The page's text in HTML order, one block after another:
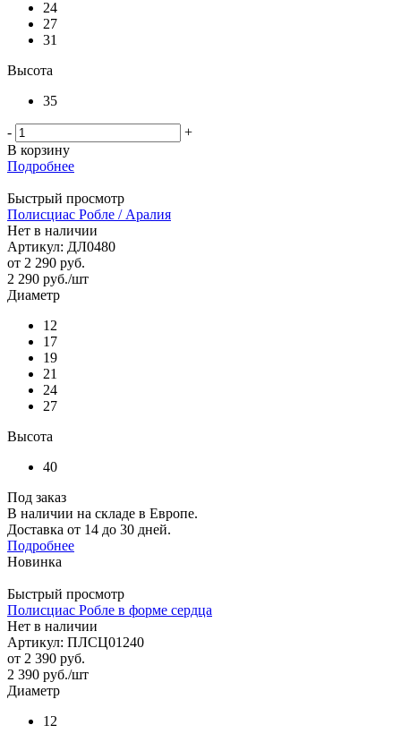
24
27
31
Высота
35
-
+
В корзину
Подробнее
Быстрый просмотр
Полисциас Робле / Аралия
Нет в наличии
Артикул: ДЛ0480
от 2 290 руб.
2 290 руб./шт
Диаметр
12
17
19
21
24
27
Высота
40
Под заказ
В наличии на складе в Европе.
Доставка от 14 до 30 дней.
Подробнее
Новинка
Быстрый просмотр
Полисциас Робле в форме сердца
Нет в наличии
Артикул: ПЛСЦ01240
от 2 390 руб.
2 390 руб./шт
Диаметр
12